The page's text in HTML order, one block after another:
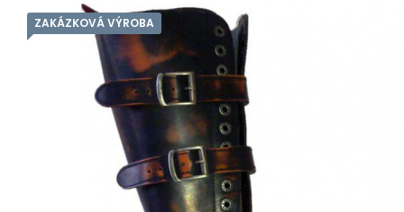
ZAKÁZKOVÁ VÝROBA